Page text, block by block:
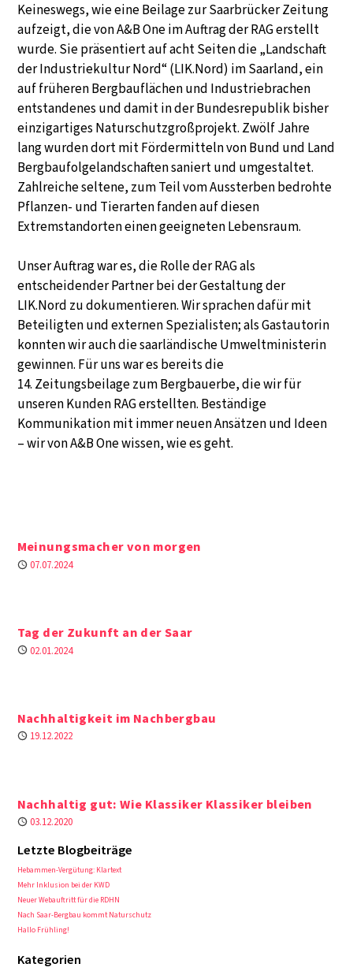
Keineswegs, wie eine Beilage zur Saarbrücker Zeitung
aufzeigt, die von A&B One im Auftrag der RAG erstellt
wurde. Sie präsentiert auf acht Seiten die „Landschaft
der Industriekultur Nord“ (LIK.Nord) im Saarland, ein
auf früheren Bergbauflächen und Industriebrachen
entstandenes und damit in der Bundesrepublik bisher
einzigartiges Naturschutzgroßprojekt. Zwölf Jahre
lang wurden dort mit Fördermitteln von Bund und Land
Bergbaufolgelandschaften saniert und umgestaltet.
Zahlreiche seltene, zum Teil vom Aussterben bedrohte
Pflanzen- und Tierarten fanden auf diesen
Extremstandorten einen geeigneten Lebensraum.
Unser Auftrag war es, die Rolle der RAG als
entscheidender Partner bei der Gestaltung der
LIK.Nord zu dokumentieren. Wir sprachen dafür mit
Beteiligten und externen Spezialisten; als Gastautorin
konnten wir auch die saarländische Umweltministerin
gewinnen. Für uns war es bereits die
14. Zeitungsbeilage zum Bergbauerbe, die wir für
unseren Kunden RAG erstellten. Beständige
Kommunikation mit immer neuen Ansätzen und Ideen
– wir von A&B One wissen, wie es geht.
Meinungsmacher von morgen
Published
07.07.2024
Tag der Zukunft an der Saar
Published
02.01.2024
Nachhaltigkeit im Nachbergbau
Published
19.12.2022
Nachhaltig gut: Wie Klassiker Klassiker bleiben
Published
03.12.2020
Letzte Blogbeiträge
Hebammen-Vergütung: Klartext
Mehr Inklusion bei der KWD
Neuer Webauftritt für die RDHN
Nach Saar-Bergbau kommt Naturschutz
Hallo Frühling!
Kategorien